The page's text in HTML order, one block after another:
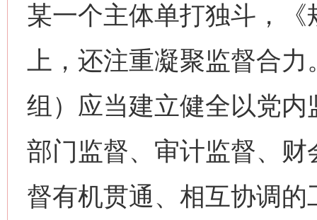
某一个主体单打独斗，
上，还注重凝聚监督合
组）应当建立健全以党
部门监督、审计监督、
督有机贯通、相互协调